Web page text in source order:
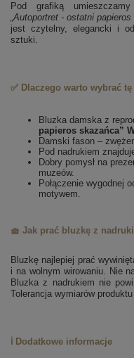
Pod grafiką
„Autoportret - ostatni
jest czytelny, elegancki i
sztuki.
✅ Dlaczego warto wybrać
Bluzka damska z
papieros skazańca”
Damski fason –
Pod nadrukiem
Dobry pomysł na
muzeów.
Połączenie wygodnej
motywem.
🧺 Jak prać bluzkę z
Bluzkę najlepiej prać
i na wolnym wirowaniu. Nie
Bluzka z nadrukiem nie
Tolerancja wymiarów
ℹ️ Dodatkowe informacje